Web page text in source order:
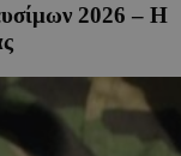
2026 – Η